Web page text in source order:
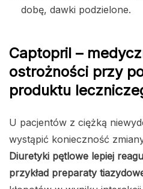
dobę, dawki podzielone.
Captopril –
ostrożności przy
produktu
U pacjentów z ciężką
wystąpić konieczność
Diuretyki pętlowe lepiej
przykład preparaty